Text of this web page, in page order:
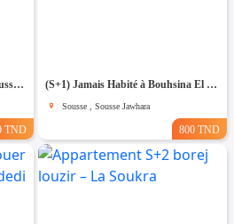
À LOUER – S+2 à Hammam Sousse Gharbi
TND
(S+1) Jamais Habité à Bouhsina El Ghazali
Sousse , Sousse Jawhara
800 TND